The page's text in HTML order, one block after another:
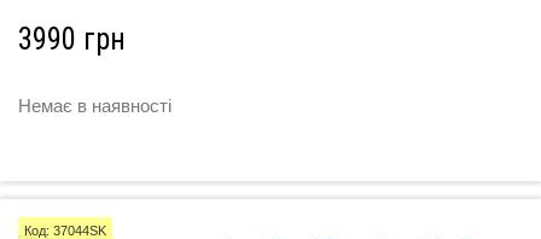
3990 грн
Немає в наявності
Код: 37044SK